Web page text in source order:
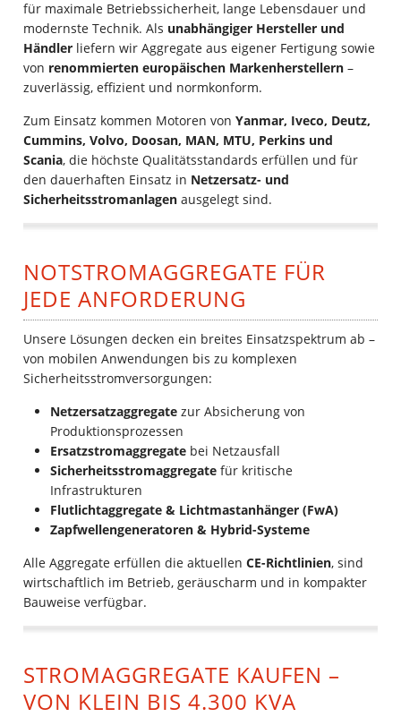
für maximale Betriebssicherheit, lange Lebensdauer und
modernste Technik. Als unabhängiger Hersteller und
Händler liefern wir Aggregate aus eigener Fertigung sowie
von renommierten europäischen Markenherstellern –
zuverlässig, effizient und normkonform.
Zum Einsatz kommen Motoren vonYanmar, Iveco, Deutz,
Cummins, Volvo, Doosan, MAN, MTU, Perkins und
Scania, die höchste Qualitätsstandards erfüllen und für
den dauerhaften Einsatz in Netzersatz- und
Sicherheitsstromanlagen ausgelegt sind.
NOTSTROMAGGREGATE FÜR
JEDE ANFORDERUNG
Unsere Lösungen decken ein breites Einsatzspektrum ab –
von mobilen Anwendungen bis zu komplexen
Sicherheitsstromversorgungen:
Netzersatzaggregate zur Absicherung von
Produktionsprozessen
Ersatzstromaggregate bei Netzausfall
Sicherheitsstromaggregate für kritische
Infrastrukturen
Flutlichtaggregate & Lichtmastanhänger (FwA)
Zapfwellengeneratoren & Hybrid-Systeme
Alle Aggregate erfüllen die aktuellenCE-Richtlinien, sind
wirtschaftlich im Betrieb, geräuscharm und in kompakter
Bauweise verfügbar.
STROMAGGREGATE KAUFEN –
VON KLEIN BIS 4.300 KVA